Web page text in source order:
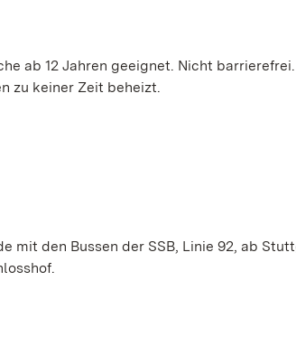
ab 12 Jahren geeignet. Nicht
zu keiner Zeit beheizt.
mit den Bussen der SSB, Linie 92, ab